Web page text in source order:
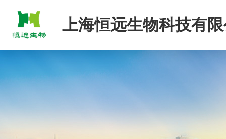
上海恒远生物科技有